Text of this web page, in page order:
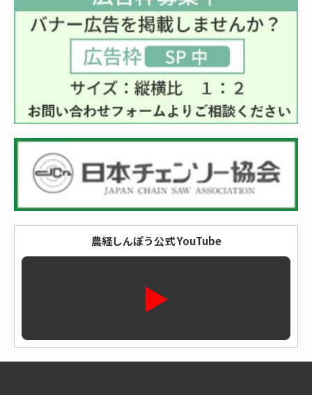
農経しんぽう公式 YouTube
▶